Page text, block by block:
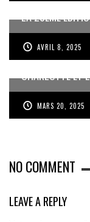
LA 20ÈME
AVRIL 8, 2025
CHARLOTTE ET
MARS 20, 2025
NO COMMENT
LEAVE A REPLY